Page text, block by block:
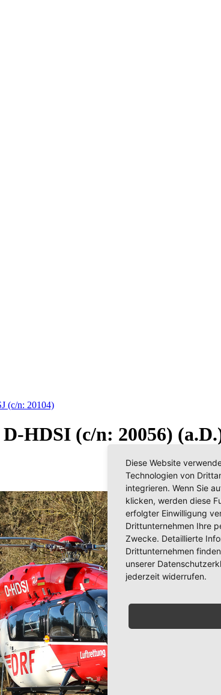
(c/n: 20104)
HDSI (c/n: 20056)
Diese Website
Technologien von
integrieren. Wenn Sie
klicken, werden diese
erfolgter Einwilligung
Drittunternehmen Ihre
Zwecke. Detaillierte
Drittunternehmen
unserer
jederzeit widerrufen.